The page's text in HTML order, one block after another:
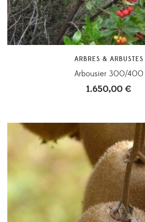
ARBRES & ARBUSTES
Arbousier 300/400
1.650,00 €